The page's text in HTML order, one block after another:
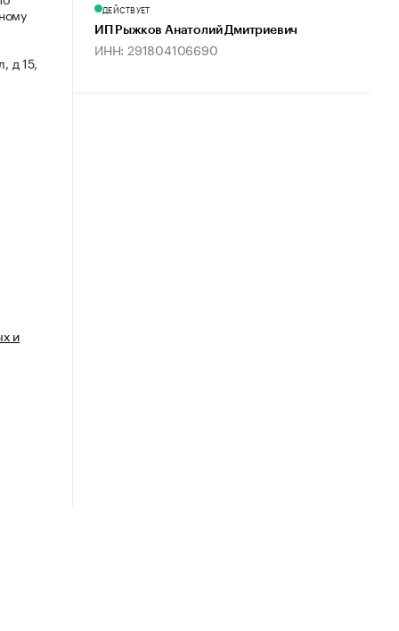
д 15,
и
ДЕЙСТВУЕТ
ИП Рыжков Анатолий Дмитриевич
ИНН: 291804106690